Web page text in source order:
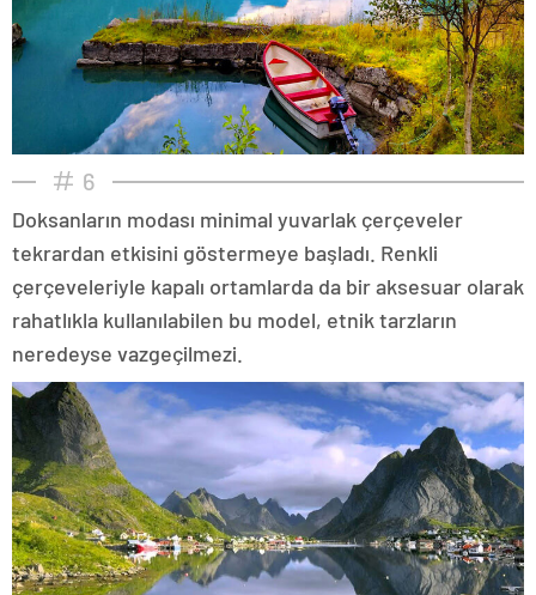
6
Doksanların modası minimal yuvarlak çerçeveler
tekrardan etkisini göstermeye başladı. Renkli
çerçeveleriyle kapalı ortamlarda da bir aksesuar olarak
rahatlıkla kullanılabilen bu model, etnik tarzların
neredeyse vazgeçilmezi.